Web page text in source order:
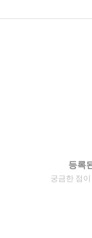
등록
궁금한 점